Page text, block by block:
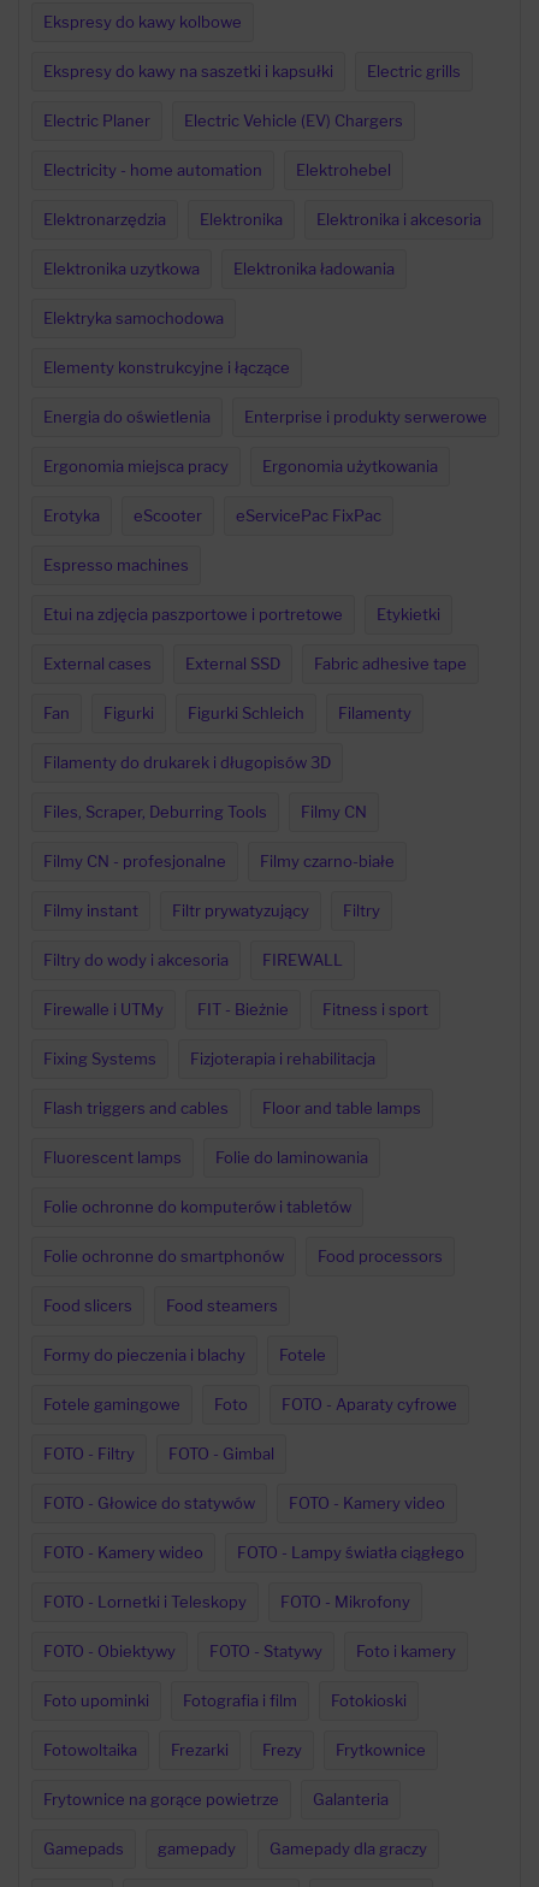
Ekspresy do kawy kolbowe
Ekspresy do kawy na saszetki i kapsułki Electric grills
Electric Planer Electric Vehicle (EV) Chargers
Electricity - home automation Elektrohebel
Elektronarzędzia Elektronika Elektronika i akcesoria
Elektronika uzytkowa Elektronika ładowania
Elektryka samochodowa
Elementy konstrukcyjne i łączące
Energia do oświetlenia Enterprise i produkty serwerowe
Ergonomia miejsca pracy Ergonomia użytkowania
Erotyka eScooter eServicePac FixPac
Espresso machines
Etui na zdjęcia paszportowe i portretowe Etykietki
External cases External SSD Fabric adhesive tape
Fan Figurki Figurki Schleich Filamenty
Filamenty do drukarek i długopisów 3D
Files, Scraper, Deburring Tools Filmy CN
Filmy CN - profesjonalne Filmy czarno-białe
Filmy instant Filtr prywatyzujący Filtry
Filtry do wody i akcesoria FIREWALL
Firewalle i UTMy FIT - Bieżnie Fitness i sport
Fixing Systems Fizjoterapia i rehabilitacja
Flash triggers and cables Floor and table lamps
Fluorescent lamps Folie do laminowania
Folie ochronne do komputerów i tabletów
Folie ochronne do smartphonów Food processors
Food slicers Food steamers
Formy do pieczenia i blachy Fotele
Fotele gamingowe Foto FOTO - Aparaty cyfrowe
FOTO - Filtry FOTO - Gimbal
FOTO - Głowice do statywów FOTO - Kamery video
FOTO - Kamery wideo FOTO - Lampy światła ciągłego
FOTO - Lornetki i Teleskopy FOTO - Mikrofony
FOTO - Obiektywy FOTO - Statywy Foto i kamery
Foto upominki Fotografia i film Fotokioski
Fotowoltaika Frezarki Frezy Frytkownice
Frytownice na gorące powietrze Galanteria
Gamepads gamepady Gamepady dla graczy